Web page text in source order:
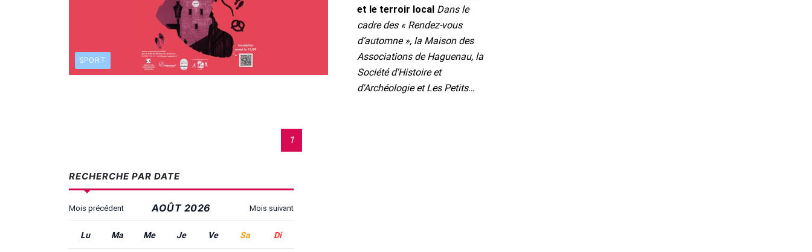
SPORT
et le terroir local Dans le
cadre des « Rendez-vous
d’automne », la Maison des
Associations de Haguenau, la
Société d'Histoire et
d'Archéologie et Les Petits…
1
RECHERCHE PAR DATE
Utilisez Tab pour atteindre les contrôles, les flèches pour changer de jour, Origine et Fin pour aller au début ou à la fin du mois, et Page précédente ou Page suivante pour
Mois précédent AOÛT 2026 Mois suivant
LuLundi MaMardiMeMercredi
JeJeudi VeVendredi
SaSamedi
DiDimanche